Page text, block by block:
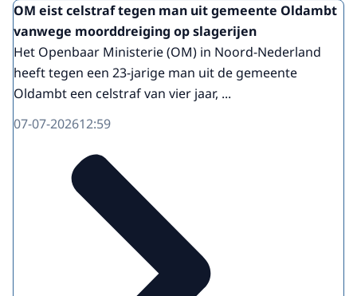
OM eist celstraf tegen man uit gemeente Oldambt
vanwege moorddreiging op slagerijen
Het Openbaar Ministerie (OM) in Noord-Nederland
heeft tegen een 23-jarige man uit de gemeente
Oldambt een celstraf van vier jaar, ...
07-07-202612:59